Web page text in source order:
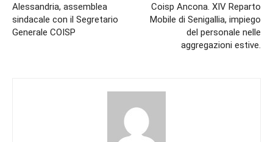
Alessandria, assemblea
sindacale con il Segretario
Generale COISP
Coisp Ancona. XIV Reparto
Mobile di Senigallia, impiego
del personale nelle
aggregazioni estive.